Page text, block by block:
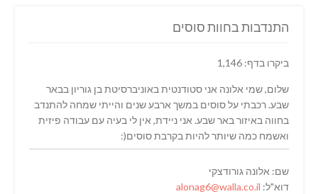
התנדבות בחוות סוסים
ביקרו בדף: 1,146
שלום, שמי אלונה אני סטודנטית באוניברסיטת בן גוריון בבאר
שבע. רכבתי על סוסים במשך ארבע שנים והייתי שמחה להתנדב
בחווה באיזור באר שבע. אני ניידת, אין לי בעיה עם עבודה פיזית
ואשמח כמה שיותר להיות בקרבת סוסים(:
שם: אלונה גורודצקי
דוא"ל: alonag6@walla.co.il